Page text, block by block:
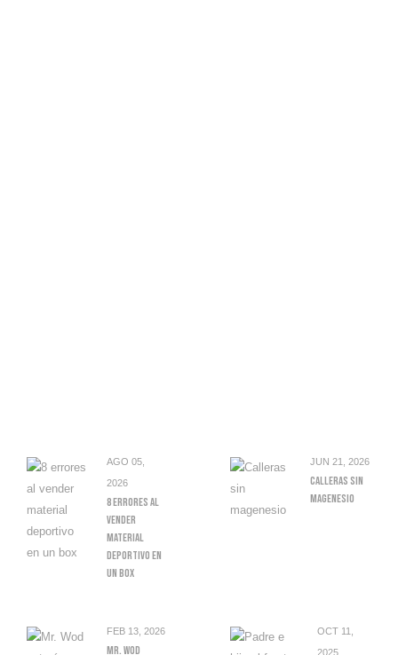
AGO 05,
2026
8 Errores Al
Vender
Material
Deportivo En
Un Box
JUN 21, 2026
Calleras Sin
Magenesio
FEB 13, 2026
Mr. Wod
OCT 11,
2025